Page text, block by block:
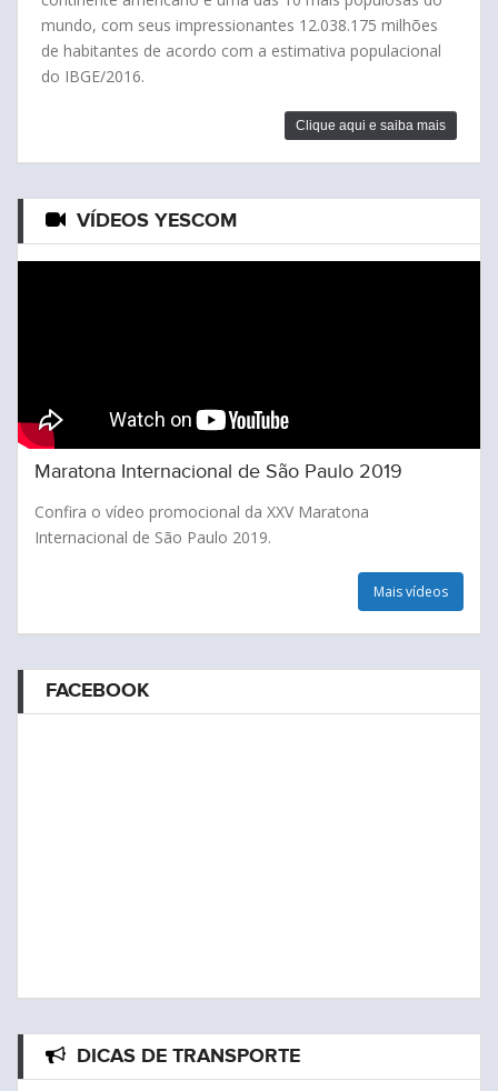
Clique aqui e saiba mais
VÍDEOS YESCOM
Maratona Internacional de São Paulo 2019
Confira o vídeo promocional da XXV Maratona
Internacional de São Paulo 2019.
Mais vídeos
FACEBOOK
DICAS DE TRANSPORTE